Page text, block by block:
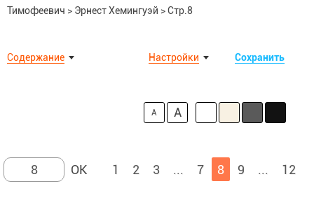
Тимофеевич > Эрнест Хемингуэй >Стр.8
Содержание Сохранить
Настройки
A A
1 2 3 ... 7 8 9 ... 12